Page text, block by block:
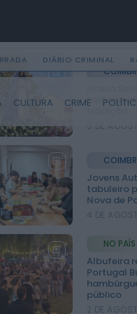
DIÁRIO CRIMINAL
CULTURA CRIME
ÚLTIMA
Nossa
milhares
5 DE
Jovens
tabuleiro
Nova de
4 DE
NO PAÍS
Albufeira
Portugal
público
2 DE